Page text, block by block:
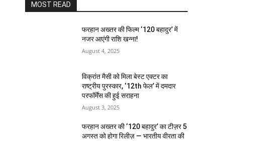
MOST READ
फरहान अख्तर की फिल्म ‘120 बहादुर’ में
नजर आएंगी राशि खन्ना!
August 4, 2025
विक्रांत मैसी को मिला बेस्ट एक्टर का
राष्ट्रीय पुरस्कार, ‘12th फेल’ में दमदार
परफॉर्मेंस की हुई सराहना
August 3, 2025
फरहान अख्तर की ‘120 बहादुर’ का टीज़र 5
अगस्त को होगा रिलीज़ — भारतीय वीरता की